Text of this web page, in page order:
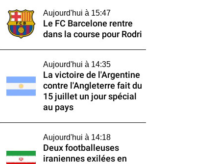
Aujourd'hui à 15:47
Le FC Barcelone rentre
dans la course pour Rodri
Aujourd'hui à 14:35
La victoire de l'Argentine
contre l'Angleterre fait du
15 juillet un jour spécial
au pays
Aujourd'hui à 14:18
Deux footballeuses
iraniennes exilées en